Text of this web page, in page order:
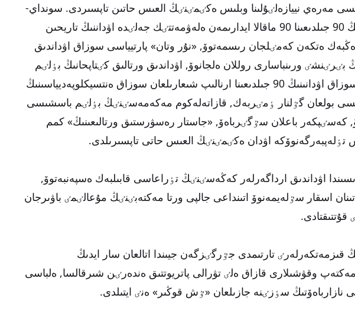
مەرەي نييازەلٸۇلىنا وبلىس ەكٸمٸنٸڭ العىس حاتىن تاپسىردى. سونداي-
اق, سوزاق اۋدانىنىڭ 90 جىلدىعىنا 90 ماقالا ايدارىمەن ەلەۋمەتتٸك جەلٸدە اۋداننىڭ تاريحىن
ەڭبەك ەتكەن كەمٸلجان رىسمەتوۆ, «نۇر وتان» پارتيياسى سوزاق اۋداندىق
بٸرٸنشٸ ورىنباسارى روللان ەلجانوۆ, اۋداندىق ورتالىق كٸتاپحانىڭ بٶلٸم
مەڭگەرۋشٸسٸ, سوزاق اۋدانىنىڭ 90 جىلدىعىنا ارنالىپ شىعارىلعان سوزاق ەنتسيكلوپەديياسىنىڭ
بولعان گٷلنار ٶمٸربەك, قازاتەلەكوم مەكەمەسٸنٸڭ بٶلٸم باسشىسى
كەسٸپكەر باعلان سٷگٸرباەۆ, «جاستار رەسۋرستىق ورتالىعىنىڭ» كمم
اۋدان ەكٸمٸنٸڭ العىس حاتى تاپسىرىلدى.
اۋداندىق ارداگەرلەر كەڭەسٸنٸڭ تٶراعاسى قابىلبەك ەسپەنبەتوۆ,
اسقار سٷلەيمەنوۆ اتىنداعى جالپى ورتا مەكتەبٸنٸڭ مۇعالٸمٸ باۋىرجان
قىزمەتكەرلەرٸ تارتىمدى جٷرگٸزگەن جيىندا اتالعان سار ايدىڭ
وقۋشىلارى قازاق ەلٸ تۋرالى پاتريوتتىق ەندەرٸن شىرقالسا, ەلباسى
نازارباەۆتىڭ سٶزٸنە جازىلعان «ٷش قوڭىر» ەنٸ ايتىلدى.